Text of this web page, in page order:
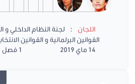
اللجان :
لجنة النظام الداخلي و
القوانين البرلمانية و القوانين
14 ماي 2019
1 فصل